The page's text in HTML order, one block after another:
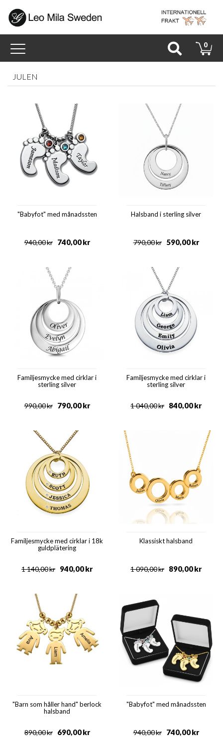
Toggle
navigation
0
JULEN
"Babyfot" med månadssten
kr
940,00 kr
740,00
Halsband i sterling silver
kr
790,00 kr
590,00
Familjesmycke med cirklar i
sterling silver
kr
990,00 kr
790,00
Familjesmycke med cirklar i
sterling silver
kr
1 040,00 kr
840,00
Familjesmycke med cirklar i 18k
guldplätering
kr
1 140,00 kr
940,00
Klassiskt halsband
kr
1 090,00 kr
890,00
"Barn som håller hand" berlock
halsband
kr
890,00 kr
690,00
"Babyfot" med månadssten
kr
940,00 kr
740,00